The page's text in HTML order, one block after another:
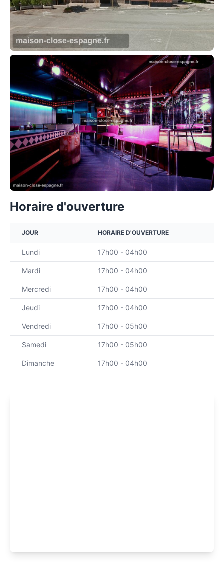
Horaire d'ouverture
JOUR HORAIRE D'OUVERTURE
Lundi 17h00 - 04h00
Mardi 17h00 - 04h00
Mercredi 17h00 - 04h00
Jeudi 17h00 - 04h00
Vendredi 17h00 - 05h00
Samedi 17h00 - 05h00
Dimanche 17h00 - 04h00